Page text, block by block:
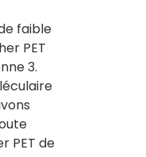
faible
PET
3.
PET de